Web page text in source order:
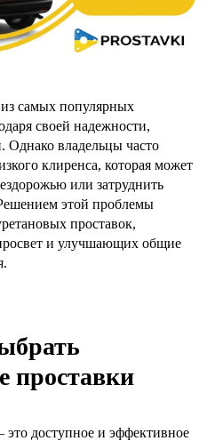
самых популярных
своей надежности,
Однако владельцы часто
клиренса, которая может
или затруднить
этой проблемы
проставок,
и улучшающих общие
проставки
доступное и эффективное